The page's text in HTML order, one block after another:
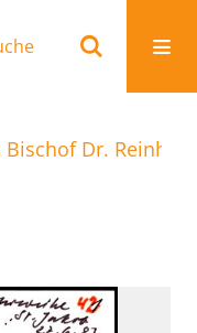
Bischof Dr.